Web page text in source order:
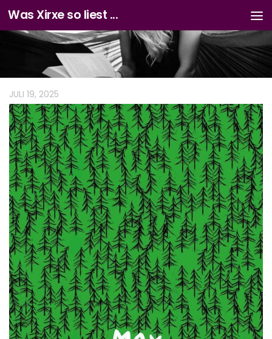
Zum Inhalt springen
Was Xirxe so liest ...
JULI 19, 2025